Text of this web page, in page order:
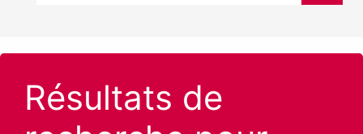
Résultats de